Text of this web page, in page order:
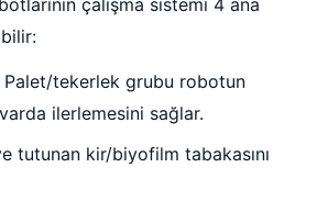
Palet/tekerlek grubu robotun
ilerlemesini sağlar.
tutunan kir/biyofilm tabakasını